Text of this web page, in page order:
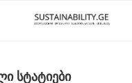
სტატიები